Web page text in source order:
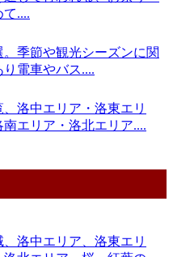
....
季節や観光シーズンに関
電車やバス....
洛中エリア・洛東エリ
エリア・洛北エリア....
洛中エリア、洛東エリ